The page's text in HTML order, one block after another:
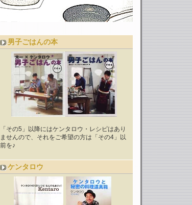
男子ごはんの本
「その5」以降にはケンタロウ・レシピはあり
ませんので、それをご希望の方は「その4」以
前を♪
ケンタロウ